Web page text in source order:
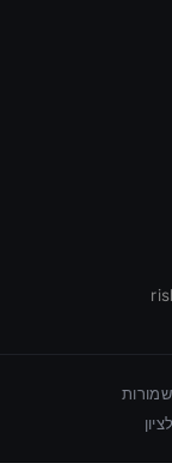
שמורות